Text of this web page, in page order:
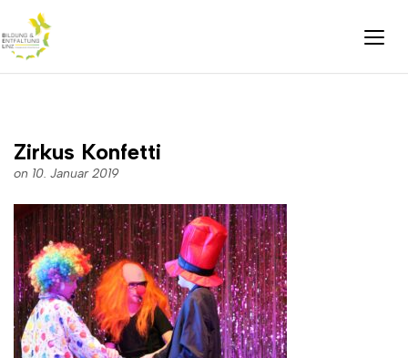
Zirkus Konfetti
on 10. Januar 2019